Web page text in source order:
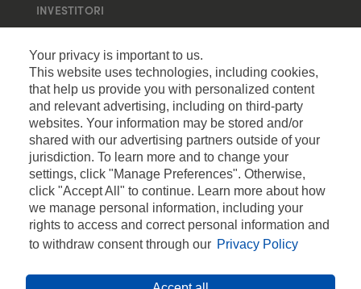
Your privacy is important to us.
This website uses technologies, including cookies,
that help us provide you with personalized content
and relevant advertising, including on third-party
websites. Your information may be stored and/or
shared with our advertising partners outside of your
jurisdiction. To learn more and to change your
settings, click "Manage Preferences". Otherwise,
click "Accept All" to continue. Learn more about how
we manage personal information, including your
rights to access and correct personal information and
to withdraw consent through our Privacy Policy
INVESTITORI